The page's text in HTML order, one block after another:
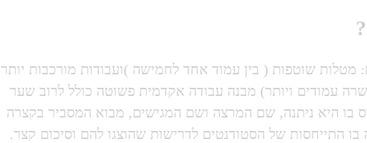
מטלות שוטפות ( בין עמוד אחד לחמישה )ועבודות מורכבות יותר
עמודים ויותר) מבנה עבודה אקדמית פשוטה כולל לרוב שער
בו היא ניתנה, שם המרצה ושם המגישים, מבוא המסביר בקצרה
התייחסות של הסטודנטים לדרישות שהוצגו להם וסיכום קצר.